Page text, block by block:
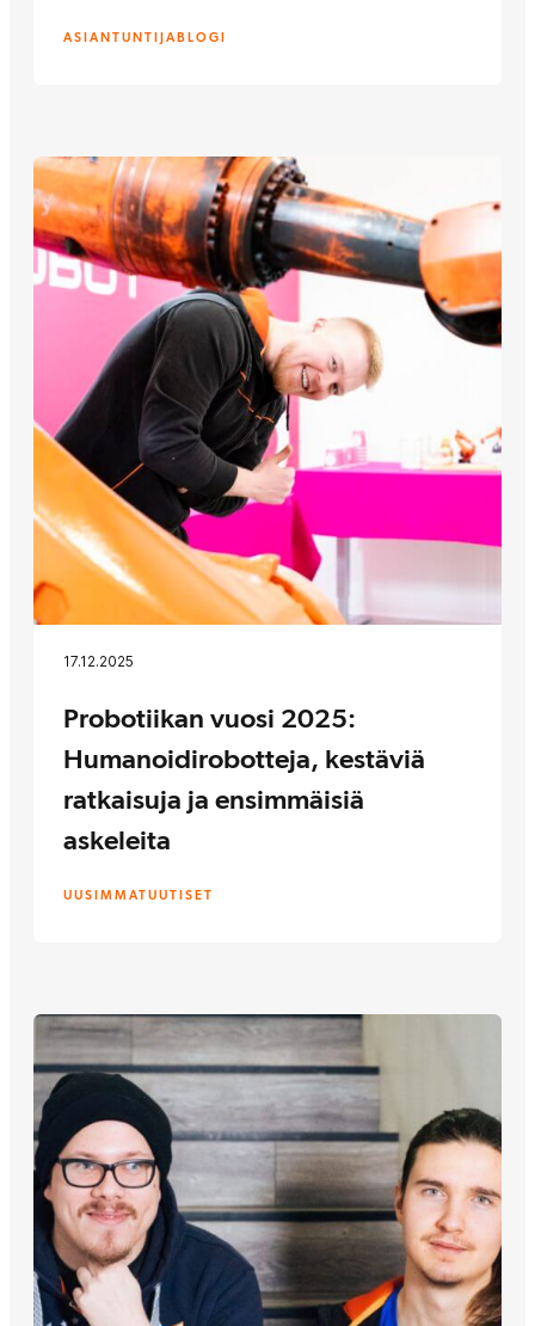
ASIANTUNTIJABLOGI
17.12.2025
UUSIMMATUUTISET
Probotiikan vuosi 2025:
Humanoidirobotteja, kestäviä
ratkaisuja ja ensimmäisiä
askeleita